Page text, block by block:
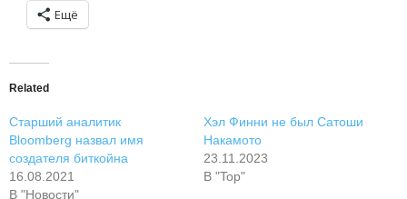
Ещё
Related
Старший аналитик
Bloomberg назвал имя
создателя биткойна
16.08.2021
В "Новости"
Хэл Финни не был Сатоши
Накамото
23.11.2023
В "Top"